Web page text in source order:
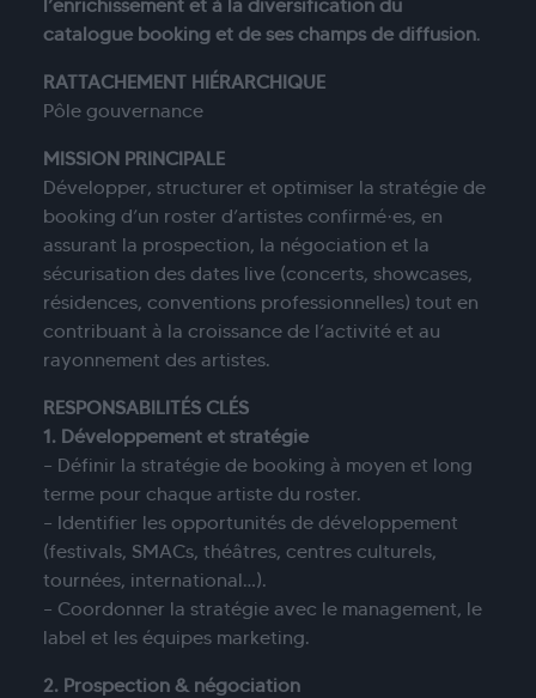
l’enrichissement et à la diversification du
catalogue booking et de ses champs de diffusion.
RATTACHEMENT HIÉRARCHIQUE
Pôle gouvernance
MISSION PRINCIPALE
Développer, structurer et optimiser la stratégie de
booking d’un roster d’artistes confirmé·es, en
assurant la prospection, la négociation et la
sécurisation des dates live (concerts, showcases,
résidences, conventions professionnelles) tout en
contribuant à la croissance de l’activité et au
rayonnement des artistes.
RESPONSABILITÉS CLÉS
1. Développement et stratégie
– Définir la stratégie de booking à moyen et long
terme pour chaque artiste du roster.
– Identifier les opportunités de développement
(festivals, SMACs, théâtres, centres culturels,
tournées, international…).
– Coordonner la stratégie avec le management, le
label et les équipes marketing.
2. Prospection & négociation